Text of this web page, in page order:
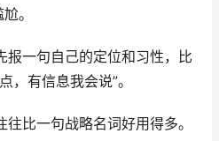
。
报一句自己的定位和习性，比
，有信息我会说”。
比一句战略名词好用得多。